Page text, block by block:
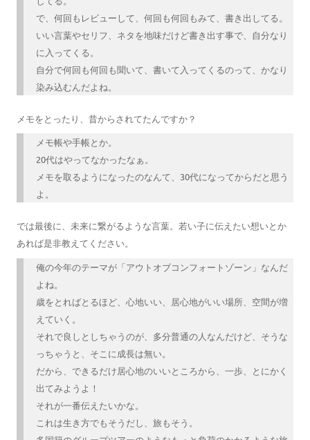
で、何回もレビューして、何回も何回もみて、書き出してる。
いい言葉やセリフ、ネタを地味だけど書き出す事で、自分なり
に入ってくる。
自分で何回も何回も聞いて、書いて入ってくるのって、かなり
染み込むんだよね。
メモをとったり、昔からされてたんですか？
メモ帳や手帳とか。
20代はやってなかったなぁ。
メモを取るようになったのなんて、30代になってからだと思う
よ。
では最後に、未来に繋がるような言葉。若い子に伝えたい想いとか
あれば是非教えてください。
俺の今年のテーマが「アウトオブコンフォートゾーン」なんだ
よね。
歳をとればとるほど、心地いい、居心地がいい場所、空間が増
えていく。
それで良しとしちゃうのが、多分普通の人なんだけど、そうな
っちゃうと、そこに成長は無い。
だから、できるだけ居心地のいいところから、一歩、とにかく
出てみようよ！
それが一番伝えたいかな。
これは生き方でもそうだし、旅もそう。